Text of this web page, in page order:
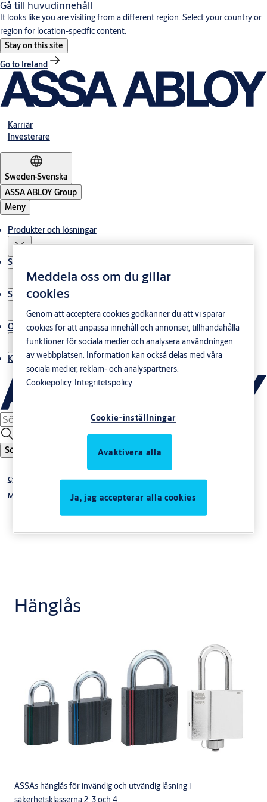
Gå till huvudinnehåll
It looks like you are visiting from a different region. Select your country or
region for location-specific content.
Stay on this site
Go to Ireland
Karriär
Investerare
Sweden·Svenska
ASSA ABLOY Group
Meny
Produkter och lösningar
Stories
Service
Om oss
Kontakta oss
Sök
Cylindrar, lås och nycklar
Mekaniska Låssystem & Cylindrar
Hänglås
ASSAs hänglås för invändig och utvändig låsning i
säkerhetsklasserna 2, 3 och 4.
Meddela oss om du gillar
cookies
Genom att acceptera cookies godkänner du att vi sparar
cookies för att anpassa innehåll och annonser, tillhandahålla
funktioner för sociala medier och analysera användningen
av webbplatsen. Information kan också delas med våra
sociala medier, reklam- och analyspartners.
Cookiepolicy Integritetspolicy
Cookie-inställningar
Avaktivera alla
Ja, jag accepterar alla cookies